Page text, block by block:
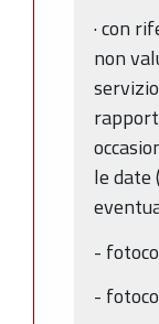
· con
non
le date
-
-